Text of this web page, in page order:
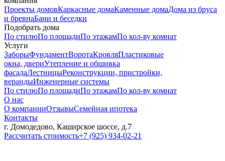
Проекты домовКаркасные домаКаменные домаДома из бруса
и бревнаБани и беседки
Подобрать дома
По стилюПо площадиПо этажамПо кол-ву комнат
Услуги
ЗаборыФундаментВоротаКровляПластиковые
окна, двериУтепление и обшивка
фасадаЛестницыРеконструкции, пристройки,
верандыИнженерные системы
По стилюПо площадиПо этажамПо кол-ву комнат
О нас
О компанииОтзывыСемейная ипотека
Контакты
г. Домодедово, Каширское шоссе, д.7
Рассчитать стоимость+7 (925) 934-02-21